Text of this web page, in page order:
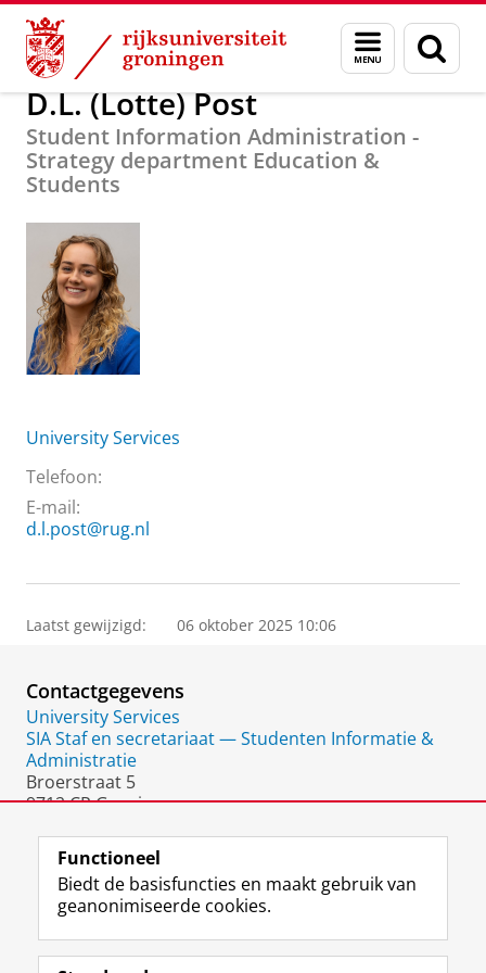
Skip
Content
Skip
Navigation
Menu
en
zoeken
Over ons D.L. (Lotte) Post
D.L. (Lotte) Post
Student Information Administration -
Strategy department Education &
Students
University Services
Telefoon:
E-mail:
d.l.post@rug.nl
Laatst gewijzigd: 06 oktober 2025 10:06
Contactgegevens
University Services
SIA Staf en secretariaat — Studenten Informatie &
Administratie
Broerstraat 5
9712 CP Groningen
Volg de RUG
F
a
L
i
R
S
I
n
Y
o
Functioneel
Biedt de basisfuncties en maakt gebruik van
geanonimiseerde cookies.